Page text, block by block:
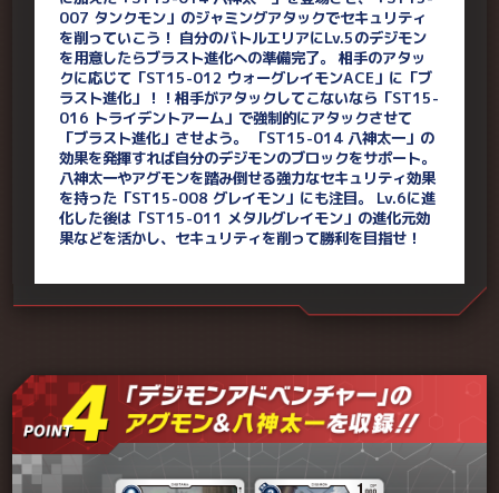
007 タンクモン」のジャミングアタックでセキュリティ
を削っていこう！ 自分のバトルエリアにLv.5のデジモン
を用意したらブラスト進化への準備完了。 相手のアタッ
クに応じて「ST15-012 ウォーグレイモンACE」に「ブ
ラスト進化」！！相手がアタックしてこないなら「ST15-
016 トライデントアーム」で強制的にアタックさせて
「ブラスト進化」させよう。 「ST15-014 八神太一」の
効果を発揮すれば自分のデジモンのブロックをサポート。
八神太一やアグモンを踏み倒せる強力なセキュリティ効果
を持った「ST15-008 グレイモン」にも注目。 Lv.6に進
化した後は「ST15-011 メタルグレイモン」の進化元効
果などを活かし、セキュリティを削って勝利を目指せ！